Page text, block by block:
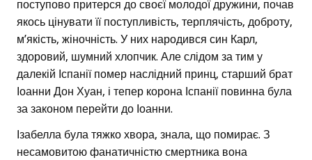
поступово притерся до своєї молодої дружини, почав
якось цінувати її поступливість, терплячість, доброту,
м’якість, жіночність. У них народився син Карл,
здоровий, шумний хлопчик. Але слідом за тим у
далекій Іспанії помер наслідний принц, старший брат
Іоанни Дон Хуан, і тепер корона Іспанії повинна була
за законом перейти до Іоанни.
Ізабелла була тяжко хвора, знала, що помирає. З
несамовитою фанатичністю смертника вона